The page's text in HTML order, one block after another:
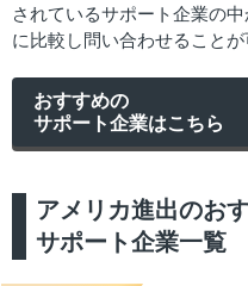
されているサポート企業の
に比較し問い合わせることが
おすすめの
サポート企業はこちら
アメリカ進出のお
サポート企業一覧